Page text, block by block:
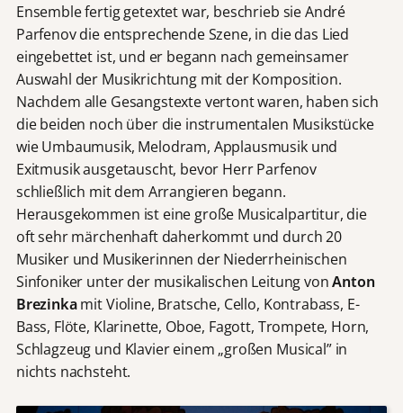
Ensemble fertig getextet war, beschrieb sie André
Parfenov die entsprechende Szene, in die das Lied
eingebettet ist, und er begann nach gemeinsamer
Auswahl der Musikrichtung mit der Komposition.
Nachdem alle Gesangstexte vertont waren, haben sich
die beiden noch über die instrumentalen Musikstücke
wie Umbaumusik, Melodram, Applausmusik und
Exitmusik ausgetauscht, bevor Herr Parfenov
schließlich mit dem Arrangieren begann.
Herausgekommen ist eine große Musicalpartitur, die
oft sehr märchenhaft daherkommt und durch 20
Musiker und Musikerinnen der Niederrheinischen
Sinfoniker unter der musikalischen Leitung vonAnton
Brezinkamit Violine, Bratsche, Cello, Kontrabass, E-
Bass, Flöte, Klarinette, Oboe, Fagott, Trompete, Horn,
Schlagzeug und Klavier einem „großen Musical” in
nichts nachsteht.